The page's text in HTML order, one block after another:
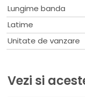
Lungime banda
Latime
Unitate de vanzare
Vezi si